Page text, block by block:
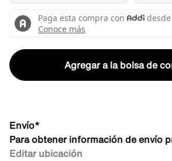
Agregar a la bolsa de
Envío*
Para obtener información de envío
Editar ubicación